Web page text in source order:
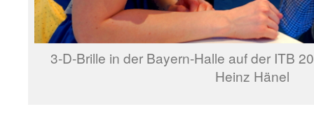
3-D-Brille in der Bayern-Halle auf der ITB
Heinz Hänel